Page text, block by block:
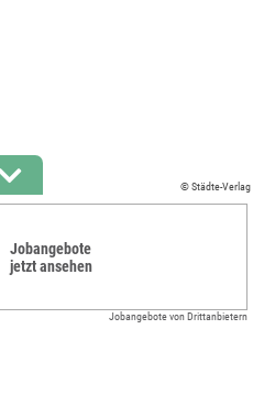
© Städte-Verlag
Jobangebote
jetzt ansehen
Jobangebote von Drittanbietern